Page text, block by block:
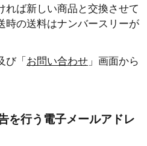
れば新しい商品と交換させて
時の送料はナンバースリーが
び「 お問い合わせ 」画面から
を行う電子メールアドレ